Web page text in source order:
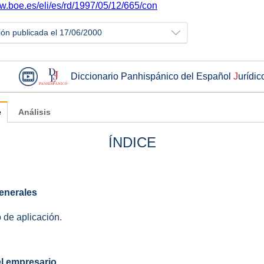
eli/es/rd/1997/05/12/665/con
publicada el 17/06/2000
Diccionario Panhispánico del Español J
Análisis
ÍNDICE
de aplicación.
empresario